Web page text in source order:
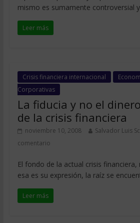
mismo es sumamente controversial
Leer más
Crisis financiera internacional
Corporativas
La fiducia y no el
de la crisis financiera
noviembre 10, 2008 Salvador Luis
comentario
El fondo de la actual crisis financiera,
esa es su expresión, la raíz se
Leer más